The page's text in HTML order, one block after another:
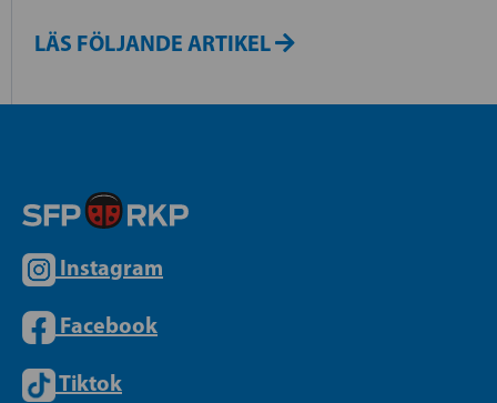
LÄS FÖLJANDE ARTIKEL
Instagram
Facebook
Tiktok